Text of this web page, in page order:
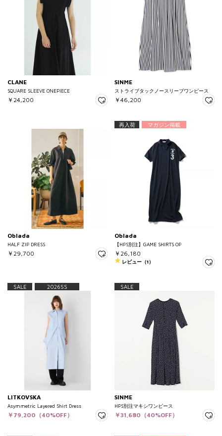
CLANE
SQUARE SLEEVE ONEPIECE
￥24,200
SINME
ストライブタックノースリーブワンピース
￥46,200
Oblada
HALF ZIP DRESS
￥29,700
再入荷 マガジン掲載
Oblada
【HPS別注】GAME SHIRTS OP
￥26,180
レビュー（1）
SALE 2026SS
LITKOVSKA
Asymmetric Layered Shirt Dress
￥79,200（40%OFF）
SALE
SINME
HPS別注マキシワンピース
￥31,680（40%OFF）